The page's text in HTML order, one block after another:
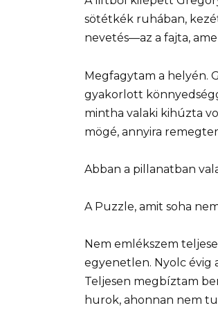
sötétkék ruhában,
nevetés—az a fajta,
Megfagytam a helyén.
gyakorlott
mintha valaki kihúzta
mögé, annyira
Abban a pillanatban
A Puzzle, amit soha
Nem emlékszem
egyenetlen. Nyolc évig
Teljesen megbíztam
hurok, ahonnan nem